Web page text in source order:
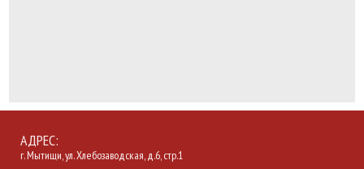
АДРЕС:
г. Мытищи, ул. Хлебозаводская, д.6, стр.1